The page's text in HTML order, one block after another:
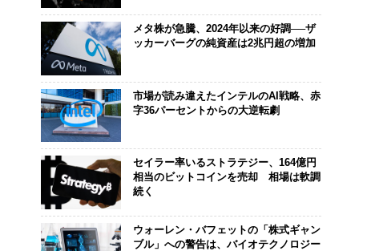
メタ株が急騰、2024年以来の好調──ザ
ッカーバーグの純資産は2兆円超の増加
市場が読み違えたインテルのAI戦略、赤
字36パーセントからの大逆転劇
セイラー率いるストラテジー、164億円
相当のビットコインを売却 相場は軟調
続く
ウォーレン・バフェットの「株式ギャン
ブル」への警告は、バイオテクノロジー